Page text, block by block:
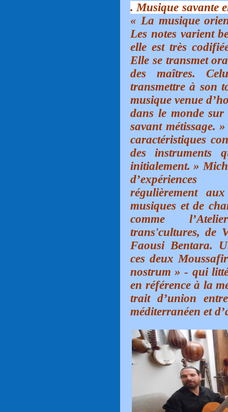
. Musique savante
« La musique
Les notes varient
elle est très
Elle se transmet
des maîtres.
transmettre à son
musique venue
dans le monde
savant métissage.
caractéristiques
des instruments
initialement. »
régulièrement
musiques et de
comme
trans'cultures, de
Faousi Bentara.
ces deux
nostrum » - qui
en référence à la
trait d’union
méditerranéen et